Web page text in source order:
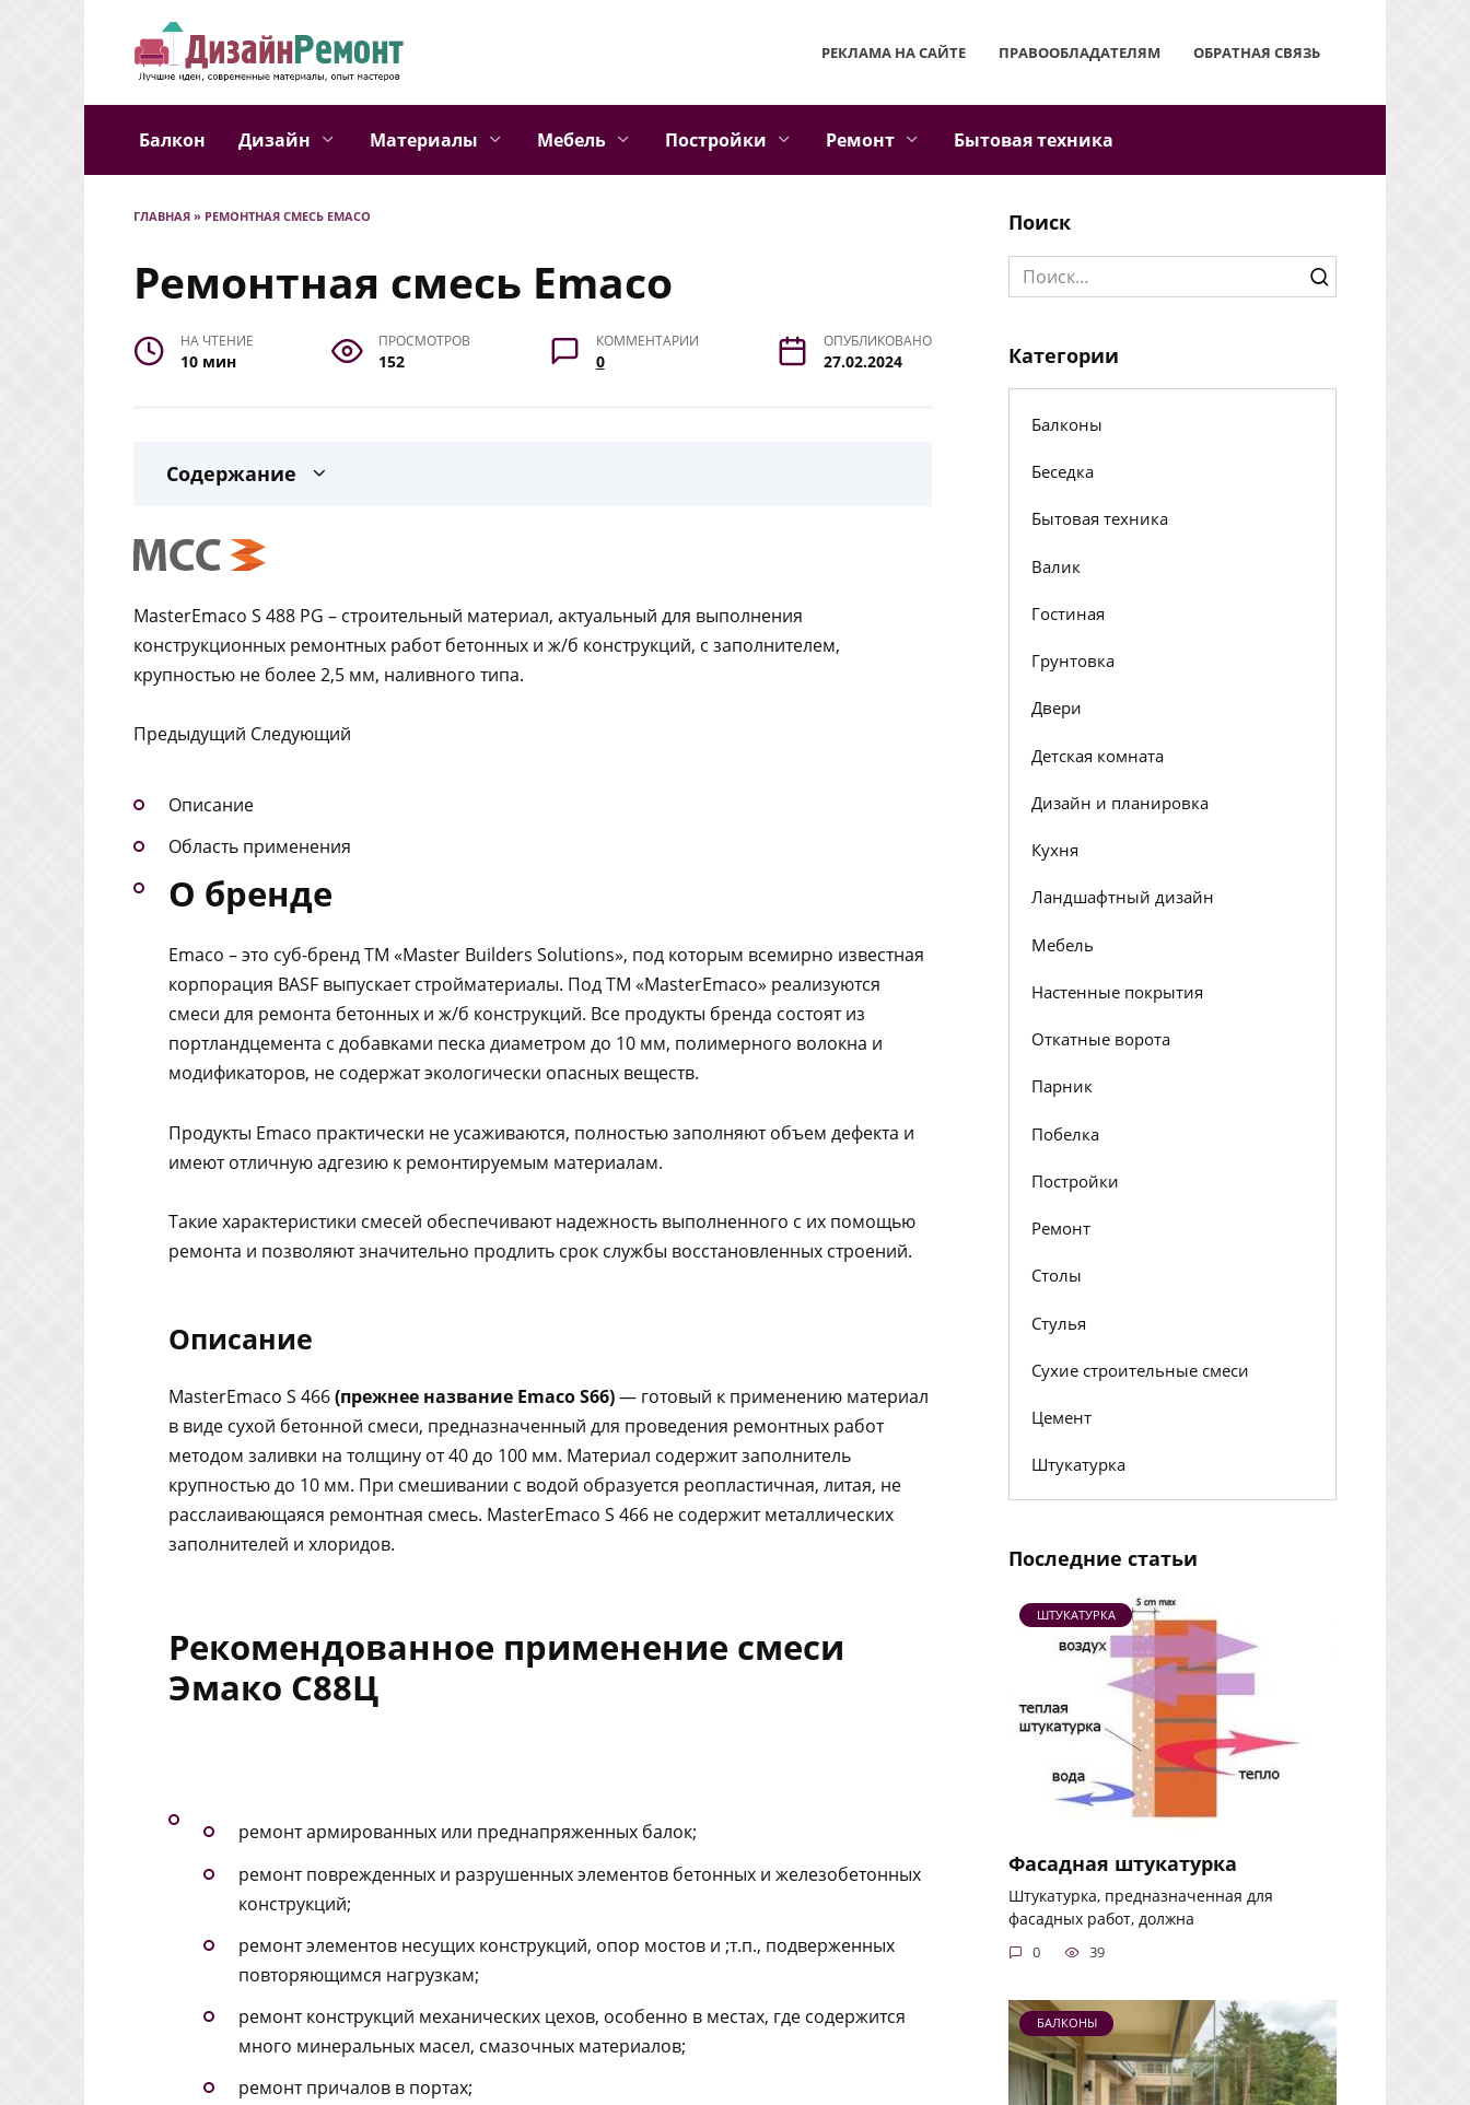
РЕКЛАМА НА САЙТЕ ПРАВООБЛАДАТЕЛЯМ ОБРАТНАЯ СВЯЗЬ
Балкон Дизайн Материалы Мебель Постройки Ремонт Бытовая техника
ГЛАВНАЯ » РЕМОНТНАЯ СМЕСЬ EMACO
Ремонтная смесь Emaco
НА ЧТЕНИЕ
10 мин
ПРОСМОТРОВ
152
КОММЕНТАРИИ
0
ОПУБЛИКОВАНО
27.02.2024
Содержание
MasterEmaco S 488 PG – строительный материал, актуальный для выполнения
конструкционных ремонтных работ бетонных и ж/б конструкций, с заполнителем,
крупностью не более 2,5 мм, наливного типа.
Предыдущий Следующий
Описание
Область применения
О бренде
Emaco – это суб-бренд ТМ «Master Builders Solutions», под которым всемирно известная
корпорация BASF выпускает стройматериалы. Под ТМ «MasterEmaco» реализуются
смеси для ремонта бетонных и ж/б конструкций. Все продукты бренда состоят из
портландцемента с добавками песка диаметром до 10 мм, полимерного волокна и
модификаторов, не содержат экологически опасных веществ.
Продукты Emaco практически не усаживаются, полностью заполняют объем дефекта и
имеют отличную адгезию к ремонтируемым материалам.
Такие характеристики смесей обеспечивают надежность выполненного с их помощью
ремонта и позволяют значительно продлить срок службы восстановленных строений.
Описание
MasterEmaco S 466(прежнее название Еmaco S66)— готовый к применению материал
в виде сухой бетонной смеси, предназначенный для проведения ремонтных работ
методом заливки на толщину от 40 до 100 мм. Материал содержит заполнитель
крупностью до 10 мм. При смешивании с водой образуется реопластичная, литая, не
расслаивающаяся ремонтная смесь. MasterEmaco S 466 не содержит металлических
заполнителей и хлоридов.
Рекомендованное применение смеси
Эмако С88Ц
ремонт армированных или преднапряженных балок;
ремонт поврежденных и разрушенных элементов бетонных и железобетонных
конструкций;
ремонт элементов несущих конструкций, опор мостов и ;т.п., подверженных
повторяющимся нагрузкам;
ремонт конструкций механических цехов, особенно в местах, где содержится
много минеральных масел, смазочных материалов;
ремонт причалов в портах;
Поиск
Search
for:
Категории
Балконы
Беседка
Бытовая техника
Валик
Гостиная
Грунтовка
Двери
Детская комната
Дизайн и планировка
Кухня
Ландшафтный дизайн
Мебель
Настенные покрытия
Откатные ворота
Парник
Побелка
Постройки
Ремонт
Столы
Стулья
Сухие строительные смеси
Цемент
Штукатурка
Последние статьи
ШТУКАТУРКА
Фасадная штукатурка
Штукатурка, предназначенная для
фасадных работ, должна
0 39
БАЛКОНЫ